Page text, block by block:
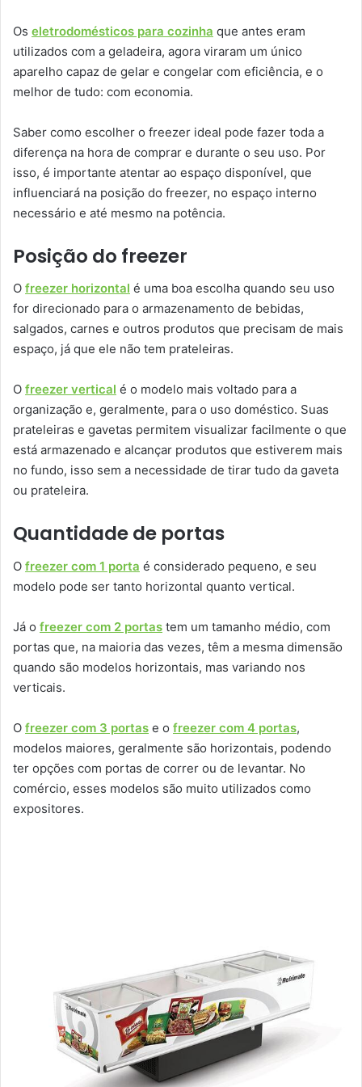
Os eletrodomésticos para cozinha que antes eram
utilizados com a geladeira, agora viraram um único
aparelho capaz de gelar e congelar com eficiência, e o
melhor de tudo: com economia.
Saber como escolher o freezer ideal pode fazer toda a
diferença na hora de comprar e durante o seu uso. Por
isso, é importante atentar ao espaço disponível, que
influenciará na posição do freezer, no espaço interno
necessário e até mesmo na potência.
Posição do freezer
O freezer horizontal é uma boa escolha quando seu uso
for direcionado para o armazenamento de bebidas,
salgados, carnes e outros produtos que precisam de mais
espaço, já que ele não tem prateleiras.
O freezer vertical é o modelo mais voltado para a
organização e, geralmente, para o uso doméstico. Suas
prateleiras e gavetas permitem visualizar facilmente o que
está armazenado e alcançar produtos que estiverem mais
no fundo, isso sem a necessidade de tirar tudo da gaveta
ou prateleira.
Quantidade de portas
O freezer com 1 porta é considerado pequeno, e seu
modelo pode ser tanto horizontal quanto vertical.
Já o freezer com 2 portas tem um tamanho médio, com
portas que, na maioria das vezes, têm a mesma dimensão
quando são modelos horizontais, mas variando nos
verticais.
O freezer com 3 portas e o freezer com 4 portas,
modelos maiores, geralmente são horizontais, podendo
ter opções com portas de correr ou de levantar. No
comércio, esses modelos são muito utilizados como
expositores.